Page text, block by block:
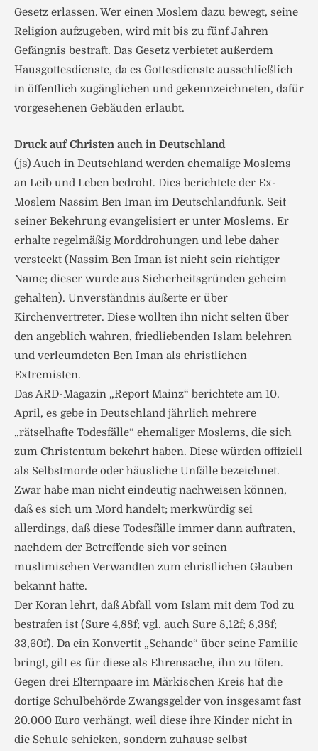
Gesetz erlassen. Wer einen Moslem dazu bewegt, seine
Religion aufzugeben, wird mit bis zu fünf Jahren
Gefängnis bestraft. Das Gesetz verbietet außerdem
Hausgottesdienste, da es Gottesdienste ausschließlich
in öffentlich zugänglichen und gekennzeichneten, dafür
vorgesehenen Gebäuden erlaubt.
Druck auf Christen auch in Deutschland
(js) Auch in Deutschland werden ehemalige Moslems
an Leib und Leben bedroht. Dies berichtete der Ex-
Moslem Nassim Ben Iman im Deutschlandfunk. Seit
seiner Bekehrung evangelisiert er unter Moslems. Er
erhalte regelmäßig Morddrohungen und lebe daher
versteckt (Nassim Ben Iman ist nicht sein richtiger
Name; dieser wurde aus Sicherheitsgründen geheim
gehalten). Unverständnis äußerte er über
Kirchenvertreter. Diese wollten ihn nicht selten über
den angeblich wahren, friedliebenden Islam belehren
und verleumdeten Ben Iman als christlichen
Extremisten.
Das ARD-Magazin „Report Mainz“ berichtete am 10.
April, es gebe in Deutschland jährlich mehrere
„rätselhafte Todesfälle“ ehemaliger Moslems, die sich
zum Christentum bekehrt haben. Diese würden offiziell
als Selbstmorde oder häusliche Unfälle bezeichnet.
Zwar habe man nicht eindeutig nachweisen können,
daß es sich um Mord handelt; merkwürdig sei
allerdings, daß diese Todesfälle immer dann auftraten,
nachdem der Betreffende sich vor seinen
muslimischen Verwandten zum christlichen Glauben
bekannt hatte.
Der Koran lehrt, daß Abfall vom Islam mit dem Tod zu
bestrafen ist (Sure 4,88f; vgl. auch Sure 8,12f; 8,38f;
33,60f). Da ein Konvertit „Schande“ über seine Familie
bringt, gilt es für diese als Ehrensache, ihn zu töten.
Gegen drei Elternpaare im Märkischen Kreis hat die
dortige Schulbehörde Zwangsgelder von insgesamt fast
20.000 Euro verhängt, weil diese ihre Kinder nicht in
die Schule schicken, sondern zuhause selbst